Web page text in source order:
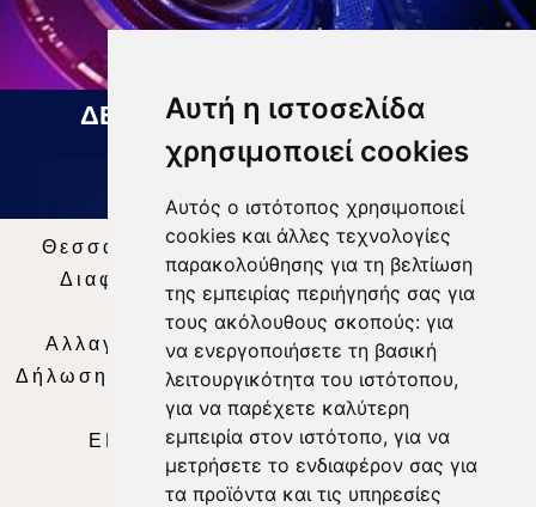
Αυτή η ιστοσελίδα
χρησιμοποιεί cookies
Αυτός ο ιστότοπος χρησιμοποιεί
cookies και άλλες τεχνολογίες
παρακολούθησης για τη βελτίωση
της εμπειρίας περιήγησής σας για
τους ακόλουθους σκοπούς: για
να ενεργοποιήσετε τη βασική
λειτουργικότητα του ιστότοπου,
για να παρέχετε καλύτερη
εμπειρία στον ιστότοπο, για να
μετρήσετε το ενδιαφέρον σας για
τα προϊόντα και τις υπηρεσίες
ΔΕΛΤΙΟ ΕΙΔΗΣΕΩΝ 07 08 2026
Θεσσαλία Τηλεόραση|SNG Services
Διαφήμιση | Όροι Χρήσης |Δήλωση
Απορρήτου |
Περιεχόμενο
Αλλαγή Προτιμήσεων για τα Cookies
Δήλωση συμμόρφωσης με τη σύσταση (ΕΕ)
2018/334|Ταυτότητα
ΕΝΗΜΕΡΩΣΗ |WEB TV| LIVE